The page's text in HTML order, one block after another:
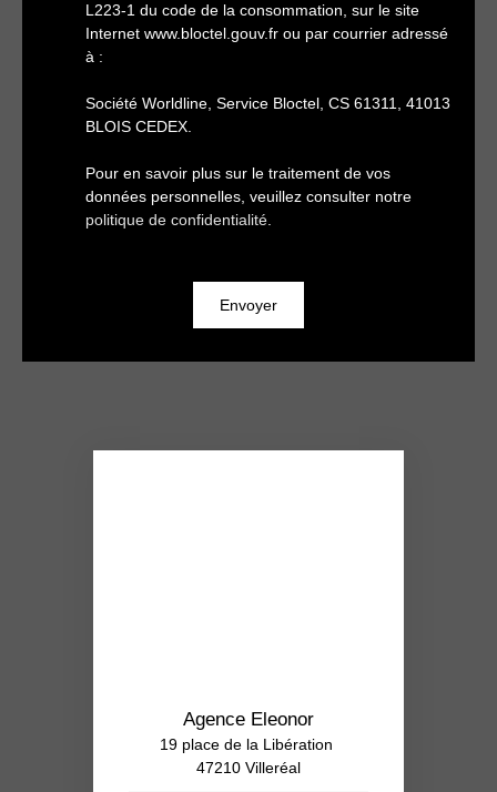
L223-1 du code de la consommation, sur le site
Internet www.bloctel.gouv.fr ou par courrier adressé
à :
Société Worldline, Service Bloctel, CS 61311, 41013
BLOIS CEDEX.
Pour en savoir plus sur le traitement de vos
données personnelles, veuillez consulter notre
politique de confidentialité.
Envoyer
Agence Eleonor
19 place de la Libération
47210 Villeréal